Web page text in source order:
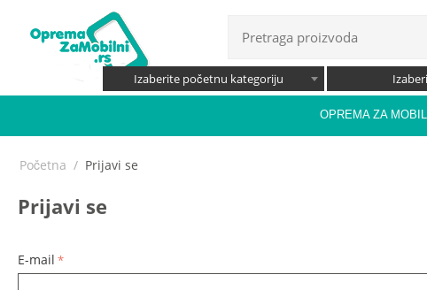
Izaberite početnu kategoriju
OPREMA ZA
Početna / Prijavi se
Prijavi se
E-mail